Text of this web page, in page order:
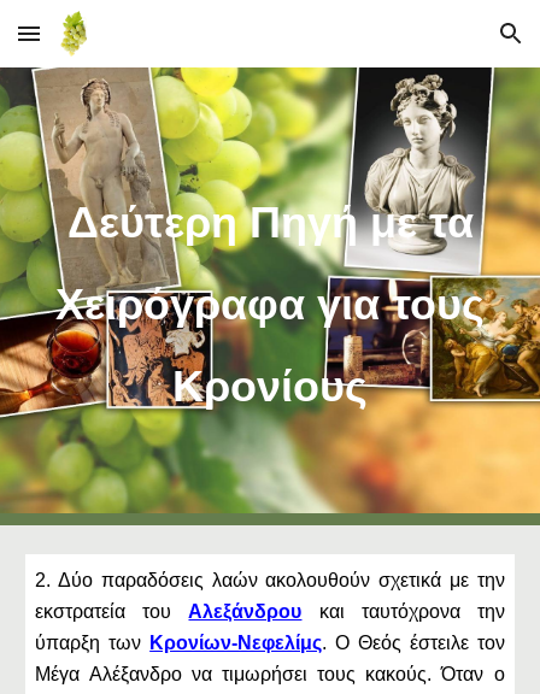
Skip to main content Skip to navigation
Δεύτερη Πηγή με τα
Χειρόγραφα για τους
Κρονίους
2. Δύο παραδόσεις λαών ακολουθούν σχετικά με την
εκστρατεία τουΑλεξάνδρου και ταυτόχρονα την
ύπαρξη των Κρονίων-Νεφελίμς. Ο Θεός έστειλε τον
Μέγα Αλέξανδρο να τιμωρήσει τους κακούς. Όταν ο